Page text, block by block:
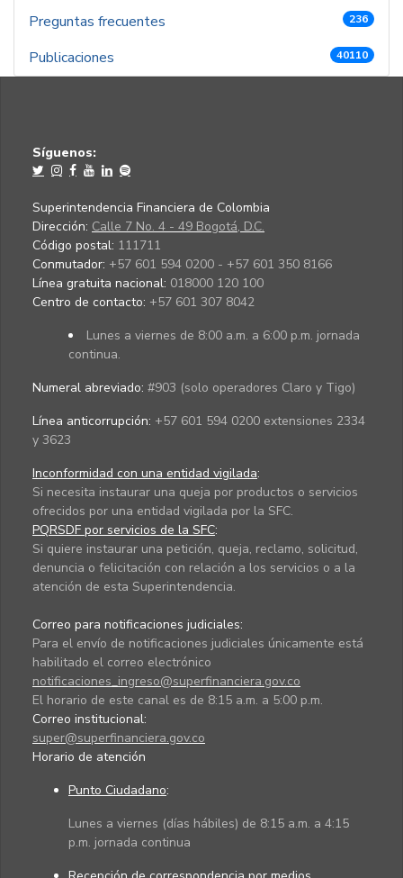
Preguntas frecuentes 236
Publicaciones 40110
Síguenos:
Superintendencia Financiera de Colombia
Dirección: Calle 7 No. 4 - 49 Bogotá, D.C.
Código postal: 111711
Conmutador: +57 601 594 0200 - +57 601 350 8166
Línea gratuita nacional: 018000 120 100
Centro de contacto: +57 601 307 8042
Lunes a viernes de 8:00 a.m. a 6:00 p.m. jornada
continua.
Numeral abreviado: #903 (solo operadores Claro y Tigo)
Línea anticorrupción: +57 601 594 0200 extensiones 2334
y 3623
Inconformidad con una entidad vigilada:
Si necesita instaurar una queja por productos o servicios
ofrecidos por una entidad vigilada por la SFC.
PQRSDF por servicios de la SFC:
Si quiere instaurar una petición, queja, reclamo, solicitud,
denuncia o felicitación con relación a los servicios o a la
atención de esta Superintendencia.
Correo para notificaciones judiciales:
Para el envío de notificaciones judiciales únicamente está
habilitado el correo electrónico
notificaciones_ingreso@superfinanciera.gov.co
El horario de este canal es de 8:15 a.m. a 5:00 p.m.
Correo institucional:
super@superfinanciera.gov.co
Horario de atención
Punto Ciudadano:
Lunes a viernes (días hábiles) de 8:15 a.m. a 4:15
p.m. jornada continua